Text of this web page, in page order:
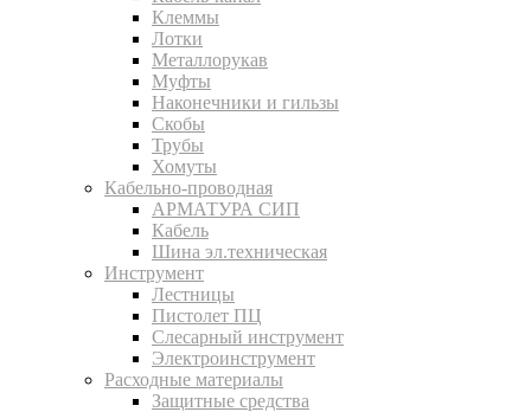
Клеммы
Лотки
Металлорукав
Муфты
Наконечники и гильзы
Скобы
Трубы
Хомуты
Кабельно-проводная
АРМАТУРА СИП
Кабель
Шина эл.техническая
Инструмент
Лестницы
Пистолет ПЦ
Слесарный инструмент
Электроинструмент
Расходные материалы
Защитные средства